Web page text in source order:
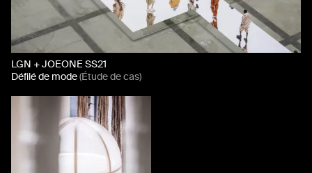
LGN + JOEONE SS21
Défilé de mode(Étude de cas)